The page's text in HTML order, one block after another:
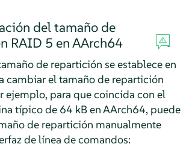
del tamaño de
RAID 5 en AArch64
de repartición se establece en
cambiar el tamaño de repartición
ejemplo, para que coincida con el
típico de 64 kB en AArch64, puede
de repartición manualmente
de línea de comandos: